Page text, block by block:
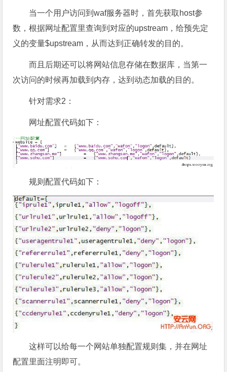
当一个用户访问到waf服务器时，首先获取host参
数，根据网址配置里查询到对应的upstream，给预先定
义的变量$upstream，从而达到正确转发的目的。
而且后期还可以将网站信息存储在数据库，当第一
次访问的时候再加载到内存，达到动态加载的目的。
针对需求2：
网址配置代码如下：
规则配置代码如下：
这样可以给每一个网站单独配置规则集，并在网址
配置里面注明即可。